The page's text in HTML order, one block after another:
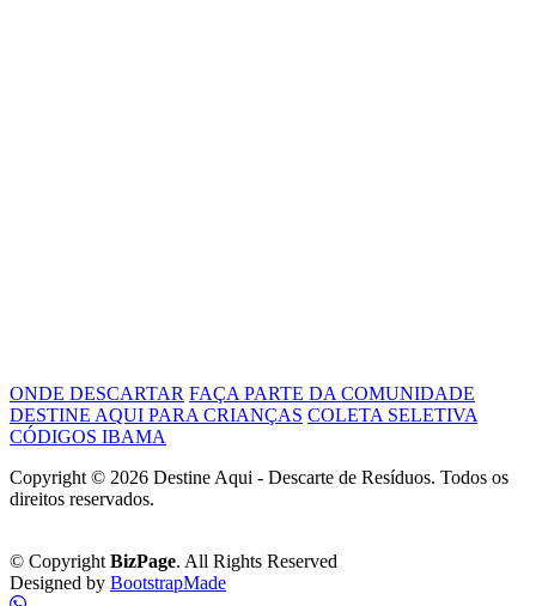
ONDE DESCARTAR FAÇA PARTE DA COMUNIDADE
DESTINE AQUI PARA CRIANÇAS COLETA SELETIVA
CÓDIGOS IBAMA
Copyright © 2026 Destine Aqui - Descarte de Resíduos. Todos os
direitos reservados.
© Copyright BizPage. All Rights Reserved
Designed by BootstrapMade